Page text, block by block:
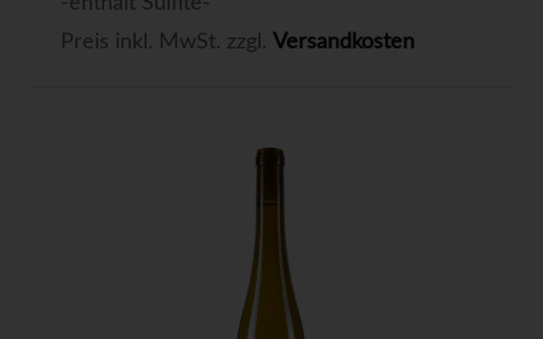
Preis inkl. MwSt. zzgl. Versandkosten